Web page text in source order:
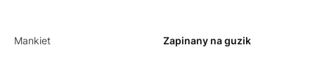
Mankiet Zapinany na guzik